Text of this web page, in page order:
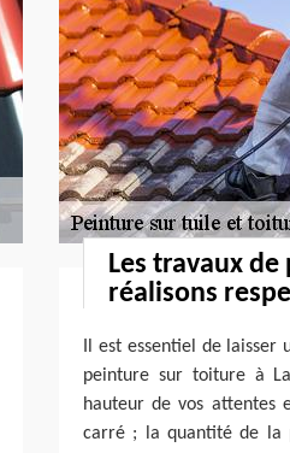
Les travaux
réalisons
Il est essentiel de
peinture sur toiture à
hauteur de vos attentes
carré ; la quantité de la